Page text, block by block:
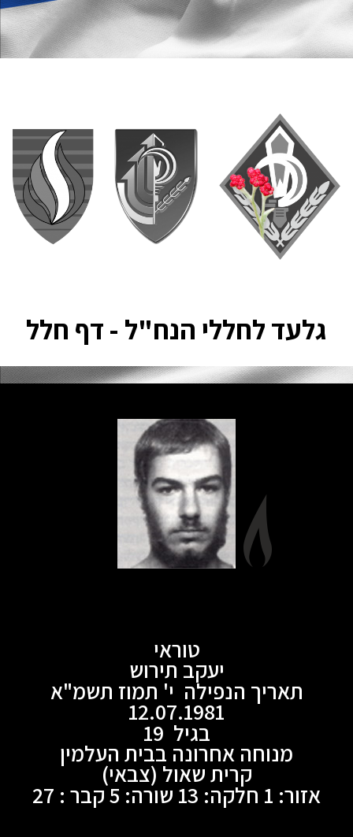
גלעד לחללי הנח"ל - דף חלל
טוראי
יעקב תירוש
תאריך הנפילה י' תמוז תשמ"א
12.07.1981
בגיל 19
מנוחה אחרונה בבית העלמין
קרית שאול (צבאי)
אזור: 1 חלקה: 13 שורה: 5 קבר : 27